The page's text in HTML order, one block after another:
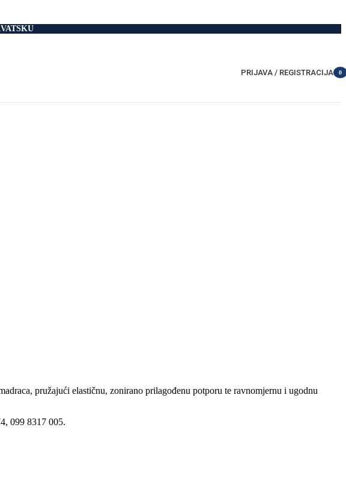
PRIJAVA / REGISTRACIJA
0
pružajući elastičnu, zonirano prilagođenu potporu te ravnomjernu i ugodnu
099 8317 005.